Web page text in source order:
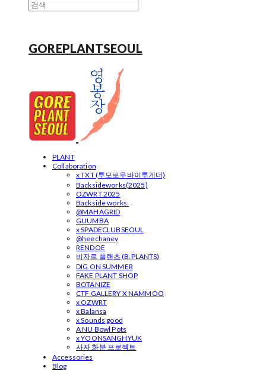
GOREPLANTSEOUL
PLANT
Collaboration
x TXT (투모로우바이투게더)
Backsideworks(2025)
OZWRT 2025
Backside works.
@MAHAGRID
GUUMBA
x SPADECLUBSEOUL
@heechaney
RENDOE
비자르 플랜츠 (B.PLANTS)
DIG ON SUMMER
FAKE PLANT SHOP
BOTANIZE
CTF GALLERY X NAMMOO
x OZWRT
x Balansa
x Sounds good
A NU Bowl Pots
x YOONSANGHYUK
사자 화분 프로젝트
Accessories
Blog